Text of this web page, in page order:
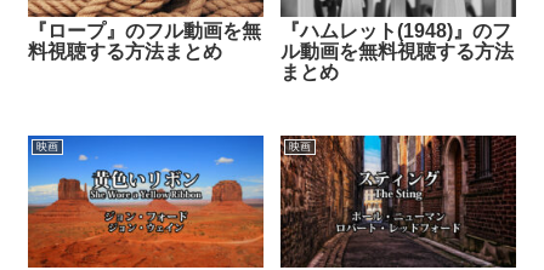
『ロープ』のフル動画を無
料視聴する方法まとめ
『ハムレット(1948)』のフ
ル動画を無料視聴する方法
まとめ
映画 映画